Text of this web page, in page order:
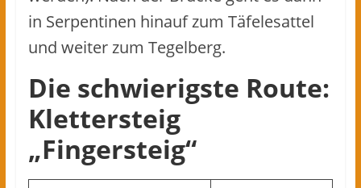
in Serpentinen hinauf zum Täfelesattel
und weiter zum Tegelberg.
Die schwierigste Route:
Klettersteig
„Fingersteig“